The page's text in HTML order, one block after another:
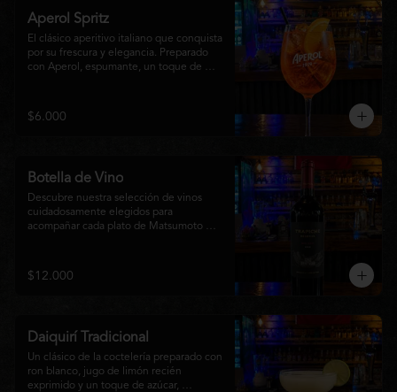
Aperol Spritz
El clásico aperitivo italiano que conquista
por su frescura y elegancia. Preparado
con Aperol, espumante, un toque de
refrescante y de notas cítricas, perfecto
para disfrutar antes de la comida o
$6.000
Botella de Vino
Descubre nuestra selección de vinos
cuidadosamente elegidos para
acompañar cada plato de Matsumoto
$12.000
Daiquirí Tradicional
Un clásico de la coctelería preparado con
ron blanco, jugo de limón recién
exprimido y un toque de azúcar,